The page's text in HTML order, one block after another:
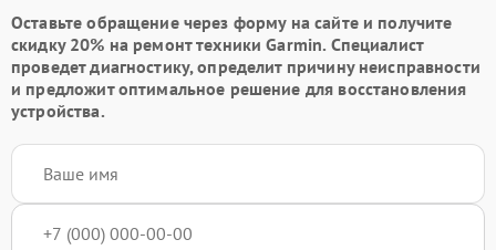
Оставьте обращение через форму на сайте и получите
скидку 20% на ремонт техники Garmin. Специалист
проведет диагностику, определит причину неисправности
и предложит оптимальное решение для восстановления
устройства.